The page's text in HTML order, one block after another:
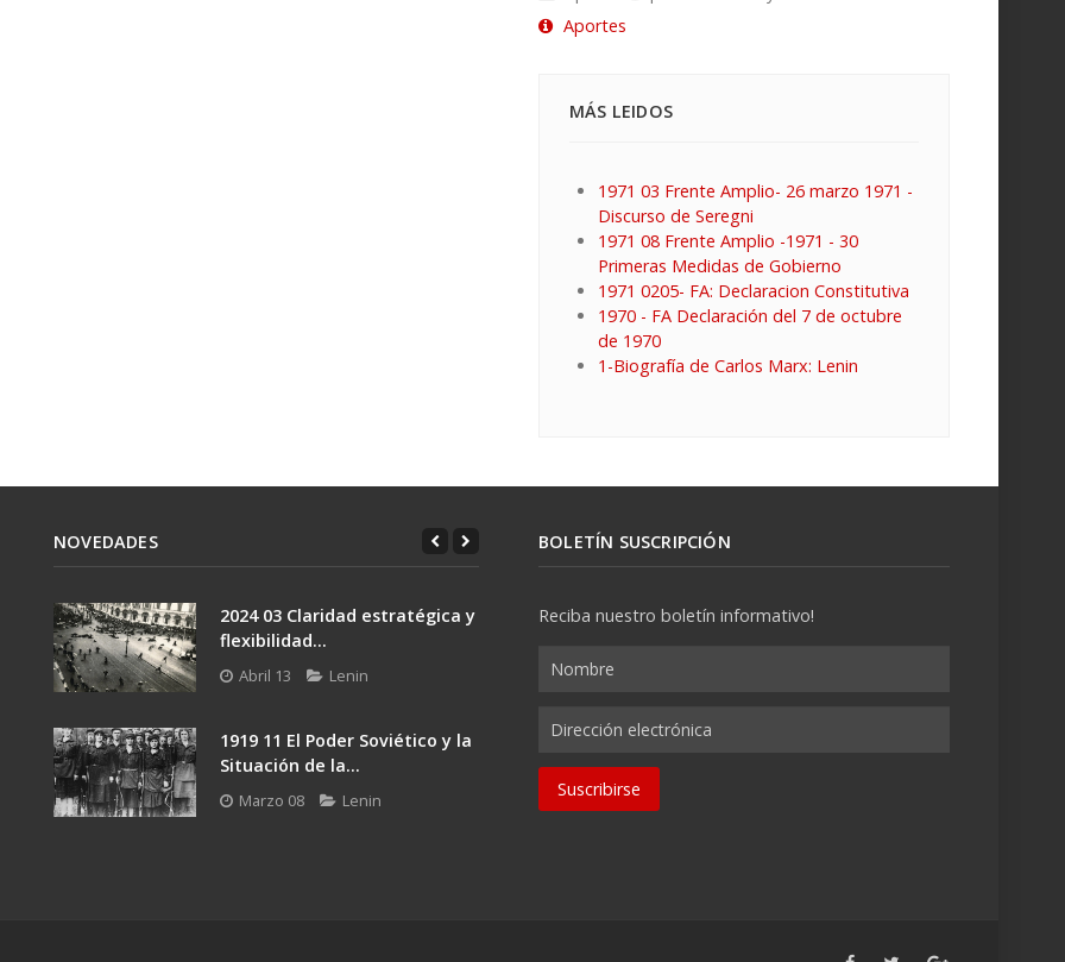
Aportes
MÁS LEIDOS
1971 03 Frente Amplio- 26 marzo 1971 -
Discurso de Seregni
1971 08 Frente Amplio -1971 - 30
Primeras Medidas de Gobierno
1971 0205- FA: Declaracion Constitutiva
1970 - FA Declaración del 7 de octubre
de 1970
1-Biografía de Carlos Marx: Lenin
NOVEDADES
2024 03 Claridad estratégica y
flexibilidad...
Abril 13 Lenin
1919 11 El Poder Soviético y la
Situación de la...
Marzo 08 Lenin
BOLETÍN SUSCRIPCIÓN
Reciba nuestro boletín informativo!